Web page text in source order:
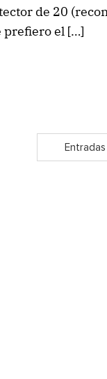
de 20
prefiero el […]